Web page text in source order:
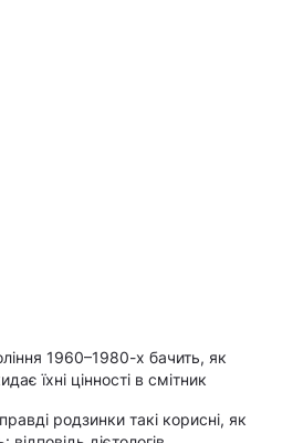
1960–1980-х бачить, як
їхні цінності в смітник
родзинки такі корисні, як